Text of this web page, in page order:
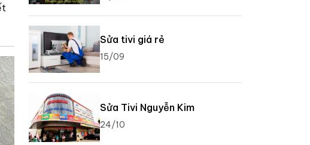
Sửa tivi giá rẻ
15/09
Sửa Tivi Nguyễn Kim
24/10